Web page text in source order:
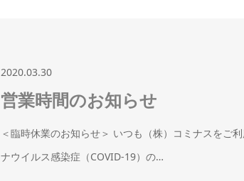
2020.03.30
営業時間のお知らせ
＜臨時休業のお知らせ＞ いつも（株）コミナスをご
ナウイルス感染症（COVID-19）の…